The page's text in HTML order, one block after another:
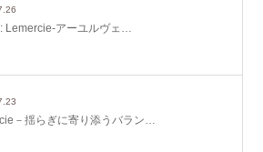
Lemercie-アーユルヴェ…
－揺らぎに寄り添うバラン…